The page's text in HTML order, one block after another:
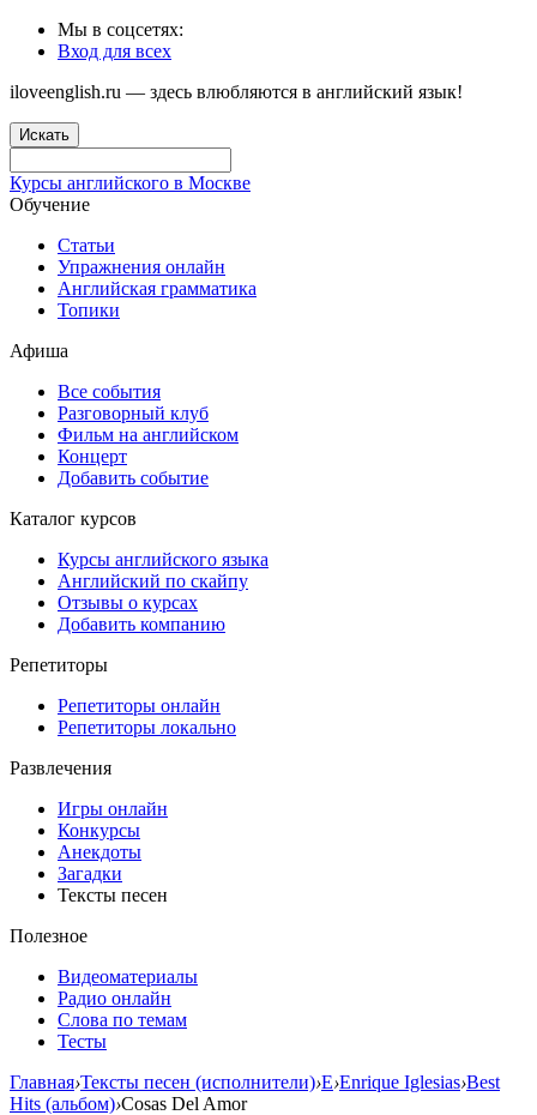
Мы в соцсетях:
Вход для всех
iloveenglish.ru — здесь влюбляются в английский язык!
Искать
Курсы английского в Москве
Обучение
Статьи
Упражнения онлайн
Английская грамматика
Топики
Афиша
Все события
Разговорный клуб
Фильм на английском
Концерт
Добавить событие
Каталог курсов
Курсы английского языка
Английский по скайпу
Отзывы о курсах
Добавить компанию
Репетиторы
Репетиторы онлайн
Репетиторы локально
Развлечения
Игры онлайн
Конкурсы
Анекдоты
Загадки
Тексты песен
Полезное
Видеоматериалы
Радио онлайн
Слова по темам
Тесты
Главная›Тексты песен (исполнители)›E›Enrique Iglesias›Best
Hits (альбом)›Cosas Del Amor